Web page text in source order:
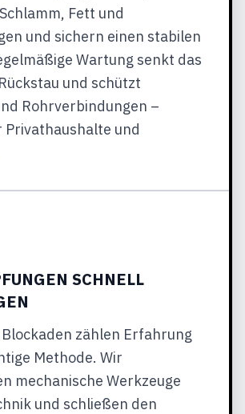
Fett und
und sichern einen stabilen
Wartung senkt das
und schützt
Rohrverbindungen –
Privathaushalte und
SCHNELL
zählen Erfahrung
Methode. Wir
mechanische Werkzeuge
und schließen den